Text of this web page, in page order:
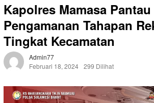
Kapolres Mamasa Pantau
Pengamanan Tahapan
Tingkat Kecamatan
Admin77
Februari 18, 2024 299 Dilihat